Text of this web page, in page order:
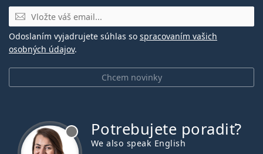
E-mail
Chcem novinky
Odoslaním vyjadrujete súhlas so spracovaním vašich
osobných údajov.
Potrebujete poradiť?
We also speak English